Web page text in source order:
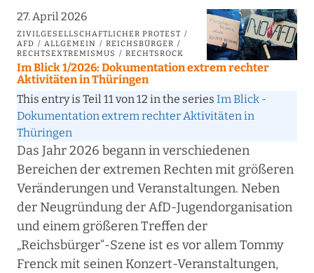
27. April 2026
ZIVILGESELLSCHAFTLICHER PROTEST
AFD
ALLGEMEIN
REICHSBÜRGER
RECHTSEXTREMISMUS
RECHTSROCK
Im Blick 1/2026: Dokumentation extrem rechter
Aktivitäten in Thüringen
This entry is Teil 11 von 12 in the series Im Blick -
Dokumentation extrem rechter Aktivitäten in
Thüringen
Das Jahr 2026 begann in verschiedenen
Bereichen der extremen Rechten mit größeren
Veränderungen und Veranstaltungen. Neben
der Neugründung der AfD-Jugendorganisation
und einem größeren Treffen der
„Reichsbürger“-Szene ist es vor allem Tommy
Frenck mit seinen Konzert-Veranstaltungen,